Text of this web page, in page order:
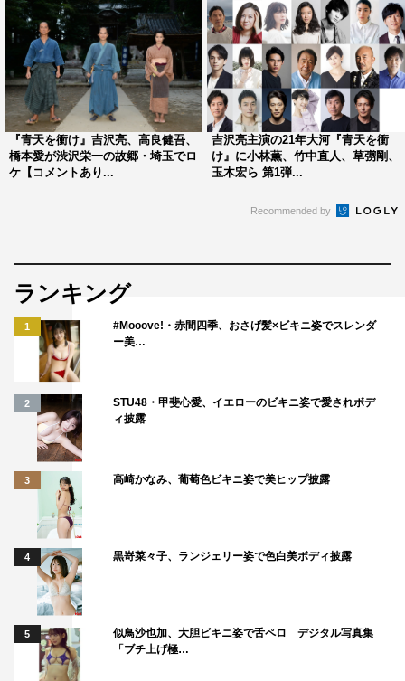
んでいった感じがありますよね。若かった頃は栄一が正論
を言うことが多かったですけど、歳をとったら喜作が栄一
を正すこともたくさんありましたし。“2人で1人”のような
関係性は、吉沢さんと高良さんならではだったんじゃない
かなと思います。
そして、40回の2人のシーンは日没まであと1分30秒とい
うようなギリギリのタイミングで綺麗な光を狙って撮って
いたのですが、その時の2人のお芝居について僕からは何
いかけていくような撮り方でした。光に包まれていく2人
の姿を目の当たりにしてしみじみと、この2人をずっと見
守り続けることができて良かったなと感じました。
左から）渋沢栄一（吉沢亮）、渋沢喜作（高良健吾）
『青天を衝け』吉沢亮、高良健吾、
橋本愛が渋沢栄一の故郷・埼玉でロ
ケ【コメントあり...
吉沢亮主演の21年大河『青天を衝
け』に小林薫、竹中直人、草彅剛、
玉木宏ら 第1弾...
Recommended by
ランキング
1
#Mooove!・赤間四季、おさげ髪×ビキニ姿でスレンダ
ー美…
2
STU48・甲斐心愛、イエローのビキニ姿で愛されボデ
ィ披露
3 高崎かなみ、葡萄色ビキニ姿で美ヒップ披露
4 黒嵜菜々子、ランジェリー姿で色白美ボディ披露
5
似鳥沙也加、大胆ビキニ姿で舌ペロ デジタル写真集
「ブチ上げ極…